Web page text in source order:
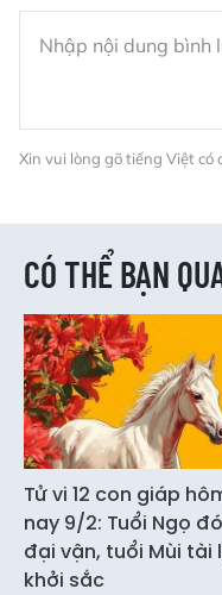
Xin vui lòng gõ tiếng Việt có
CÓ THỂ BẠN
Tử vi 12 con giáp
nay 9/2: Tuổi Ngọ
đại vận, tuổi Mùi tài
khởi sắc